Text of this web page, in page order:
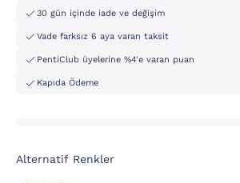
30 gün içinde iade ve değişim
Vade farksız 6 aya varan taksit
PentiClub üyelerine %4'e varan puan
Kapıda Ödeme
Alternatif Renkler